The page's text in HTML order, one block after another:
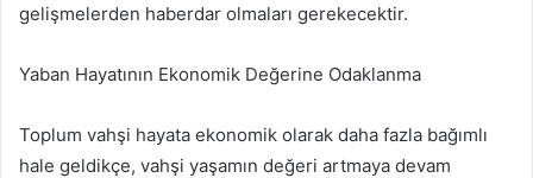
gelişmelerden haberdar olmaları gerekecektir.
Yaban Hayatının Ekonomik Değerine Odaklanma
Toplum vahşi hayata ekonomik olarak daha fazla bağımlı
hale geldikçe, vahşi yaşamın değeri artmaya devam